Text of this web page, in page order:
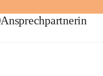
Ansprechpartnerin